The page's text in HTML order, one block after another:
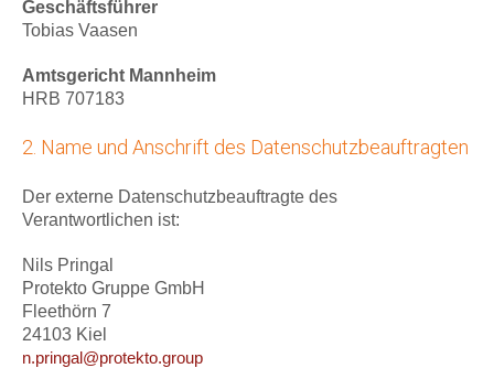
Geschäftsführer
Tobias Vaasen
Amtsgericht Mannheim
HRB 707183
2. Name und Anschrift des Datenschutzbeauftragten
Der externe Datenschutzbeauftragte des
Verantwortlichen ist:
Nils Pringal
Protekto Gruppe GmbH
Fleethörn 7
24103 Kiel
n.pringal@protekto.group